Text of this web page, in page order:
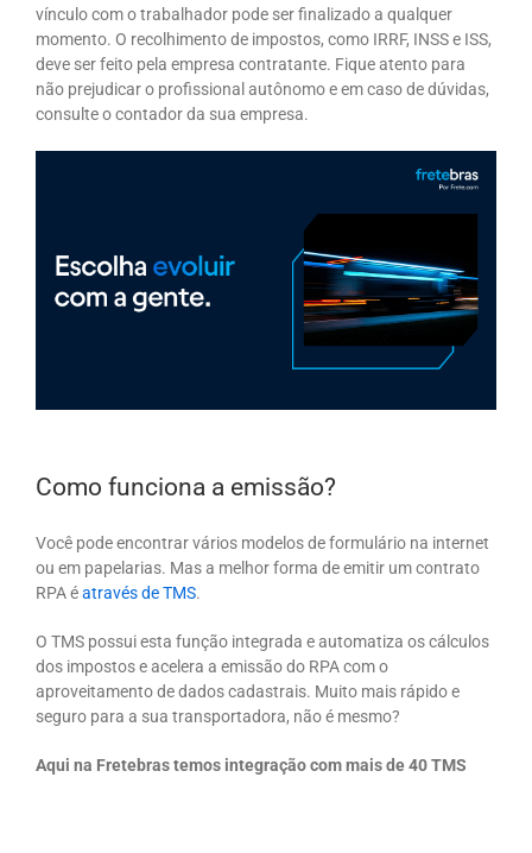
vínculo com o trabalhador pode ser finalizado a qualquer
momento. O recolhimento de impostos, como IRRF, INSS e ISS,
deve ser feito pela empresa contratante. Fique atento para
não prejudicar o profissional autônomo e em caso de dúvidas,
consulte o contador da sua empresa.
Como funciona a emissão?
Você pode encontrar vários modelos de formulário na internet
ou em papelarias. Mas a melhor forma de emitir um contrato
RPA éatravés de TMS.
O TMS possui esta função integrada e automatiza os cálculos
dos impostos e acelera a emissão do RPA com o
aproveitamento de dados cadastrais. Muito mais rápido e
seguro para a sua transportadora, não é mesmo?
Aqui na Fretebras temos integração com mais de 40 TMS